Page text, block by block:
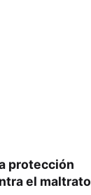
protección
el maltrato